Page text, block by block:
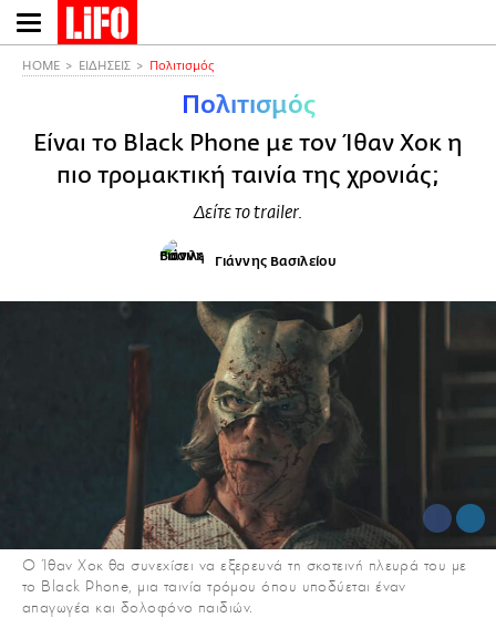
Παράκαμψη
προς
HOME ΕΙΔΗΣΕΙΣ Πολιτισμός
Πολιτισμός
Eίναι το Black Phone με τον Ίθαν Χοκ η
πιο τρομακτική ταινία της χρονιάς;
Δείτε το trailer.
Γιάννης Βασιλείου
Ο Ίθαν Χοκ θα συνεχίσει να εξερευνά τη σκοτεινή πλευρά του με
το Black Phone, μια ταινία τρόμου όπου υποδύεται έναν
απαγωγέα και δολοφόνο παιδιών.